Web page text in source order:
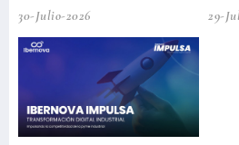
30-Julio-2026
29-